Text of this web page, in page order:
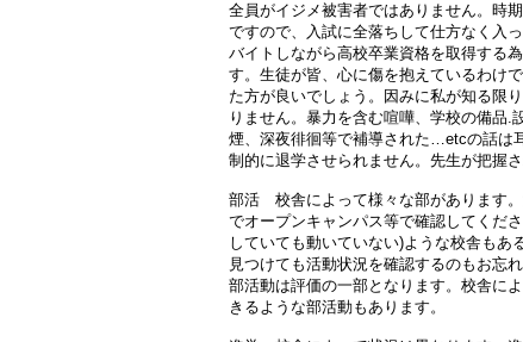
全員がイジメ被害者ではありません。時
ですので、入試に全落ちして仕方なく入
バイトしながら高校卒業資格を取得す
す。生徒が皆、心に傷を抱えているわけ
た方が良いでしょう。因みに私が知る限
りません。暴力を含む喧嘩、学校の備品.
煙、深夜徘徊等で補導された…etcの話は
制的に退学させられません。先生が把握
部活 校舎によって様々な部があります
でオープンキャンパス等で確認してくだ
していても動いていない)ような校舎もあ
見つけても活動状況を確認するのもお忘
部活動は評価の一部となります。校舎に
きるような部活動もあります。